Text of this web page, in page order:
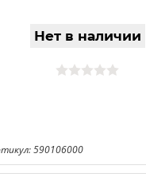
Нет в наличии
590106000